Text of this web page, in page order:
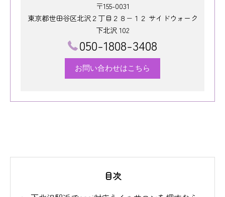
〒155-0031
東京都世田谷区北沢２丁目２８−１２ サイドウォーク
下北沢 102
050-1808-3408
お問い合わせはこちら
目次